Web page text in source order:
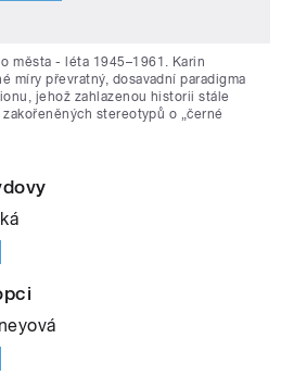
města - léta 1945–1961. Karin
míry převratný, dosavadní paradigma
jehož zahlazenou historii stále
stereotypů o „černé